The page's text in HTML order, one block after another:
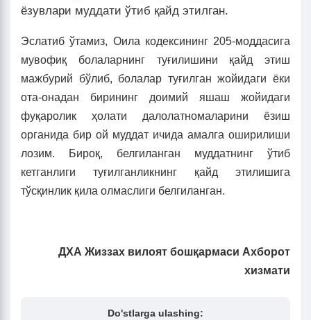
ёзувлари муддати ўтиб қайд этилган.
Эслатиб ўтамиз, Оила кодексининг 205-моддасига
мувофиқ болаларнинг туғилишини қайд этиш
мажбурий бўлиб, болалар туғилган жойидаги ёки
ота-онадан бирининг доимий яшаш жойидаги
фуқаролик ҳолати далолатномаларини ёзиш
органида бир ой муддат ичида амалга оширилиши
лозим. Бироқ, белгиланган муддатнинг ўтиб
кетганлиги туғилганликнинг қайд этилишига
тўсқинлик қила олмаслиги белгиланган.
ДХА Жиззах вилоят бошқармаси Ахборот
хизмати
Do'stlarga ulashing: